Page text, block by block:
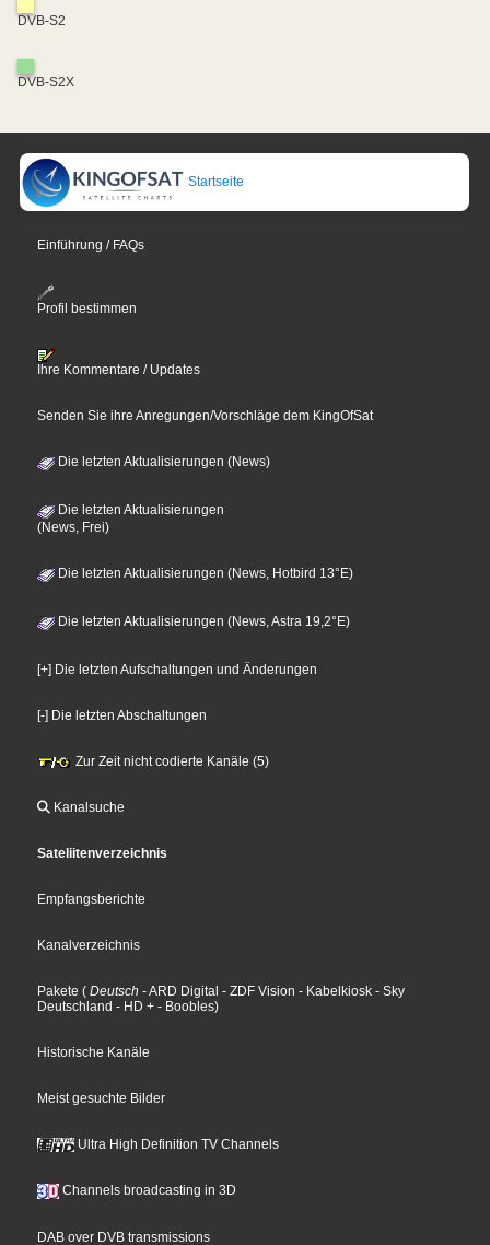
DVB-S2
DVB-S2X
Startseite
Einführung / FAQs
Profil bestimmen
Ihre Kommentare / Updates
Senden Sie ihre Anregungen/Vorschläge dem KingOfSat
Die letzten Aktualisierungen (News)
Die letzten Aktualisierungen
(News, Frei)
Die letzten Aktualisierungen (News, Hotbird 13°E)
Die letzten Aktualisierungen (News, Astra 19,2°E)
[+] Die letzten Aufschaltungen und Änderungen
[-] Die letzten Abschaltungen
Zur Zeit nicht codierte Kanäle (5)
Kanalsuche
Sateliitenverzeichnis
Empfangsberichte
Kanalverzeichnis
Pakete ( Deutsch - ARD Digital - ZDF Vision - Kabelkiosk - Sky
Deutschland - HD + - Boobles)
Historische Kanäle
Meist gesuchte Bilder
Ultra High Definition TV Channels
Channels broadcasting in 3D
DAB over DVB transmissions